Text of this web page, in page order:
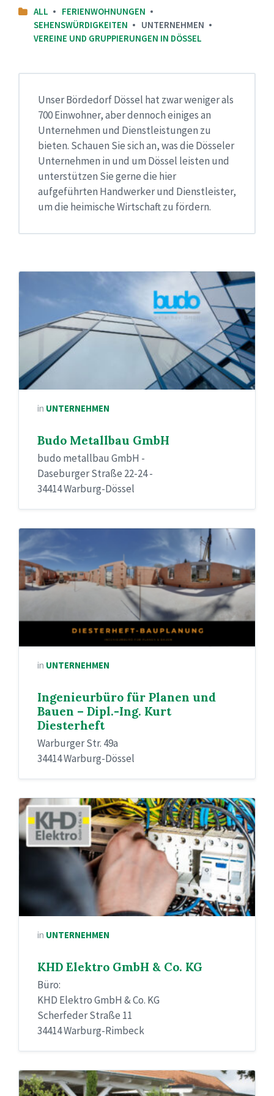
ALL
FERIENWOHNUNGEN
SEHENSWÜRDIGKEITEN
UNTERNEHMEN
VEREINE UND GRUPPIERUNGEN IN DÖSSEL
Unser Bördedorf Dössel hat zwar weniger als
700 Einwohner, aber dennoch einiges an
Unternehmen und Dienstleistungen zu
bieten. Schauen Sie sich an, was die Dösseler
Unternehmen in und um Dössel leisten und
unterstützen Sie gerne die hier
aufgeführten Handwerker und Dienstleister,
um die heimische Wirtschaft zu fördern.
in UNTERNEHMEN
Budo Metallbau GmbH
budo metallbau GmbH -
Daseburger Straße 22-24 -
34414 Warburg-Dössel
in UNTERNEHMEN
Ingenieurbüro für Planen und
Bauen – Dipl.-Ing. Kurt
Diesterheft
Warburger Str. 49a
34414 Warburg-Dössel
in UNTERNEHMEN
KHD Elektro GmbH & Co. KG
Büro:
KHD Elektro GmbH & Co. KG
Scherfeder Straße 11
34414 Warburg-Rimbeck